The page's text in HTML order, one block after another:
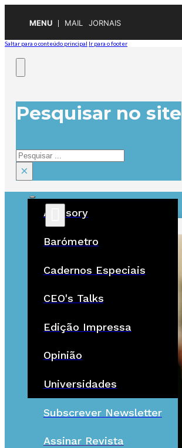
MENU MAIL JORNAIS
Saltar para o conteúdo principal Ir para o footer
Pesquisar no site
Pesquisar
×
Advisory
Barómetro
Cadernos Especiais
CEO's Talks
Edição Impressa
Opinião
Universidades
Subscrever Newsletter
Assinar Revista
ÚLTIMAS